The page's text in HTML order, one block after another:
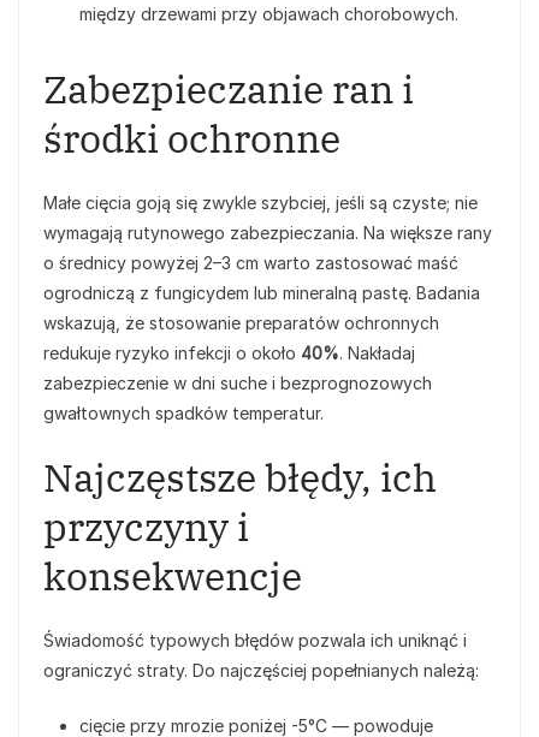
między drzewami przy objawach chorobowych.
Zabezpieczanie ran i
środki ochronne
Małe cięcia goją się zwykle szybciej, jeśli są czyste; nie
wymagają rutynowego zabezpieczania. Na większe rany
o średnicy powyżej 2–3 cm warto zastosować maść
ogrodniczą z fungicydem lub mineralną pastę. Badania
wskazują, że stosowanie preparatów ochronnych
redukuje ryzyko infekcji o około 40%. Nakładaj
zabezpieczenie w dni suche i bezprognozowych
gwałtownych spadków temperatur.
Najczęstsze błędy, ich
przyczyny i
konsekwencje
Świadomość typowych błędów pozwala ich uniknąć i
ograniczyć straty. Do najczęściej popełnianych należą:
cięcie przy mrozie poniżej -5°C — powoduje